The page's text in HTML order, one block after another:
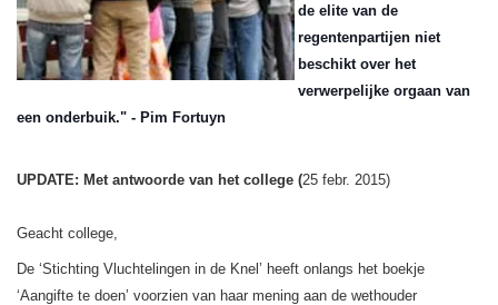
de elite van de
regentenpartijen niet
beschikt over het
verwerpelijke orgaan van
een onderbuik." - Pim Fortuyn
UPDATE: Met antwoorde van het college (25 febr. 2015)
Geacht college,
De ‘Stichting Vluchtelingen in de Knel’ heeft onlangs het boekje
‘Aangifte te doen’ voorzien van haar mening aan de wethouder